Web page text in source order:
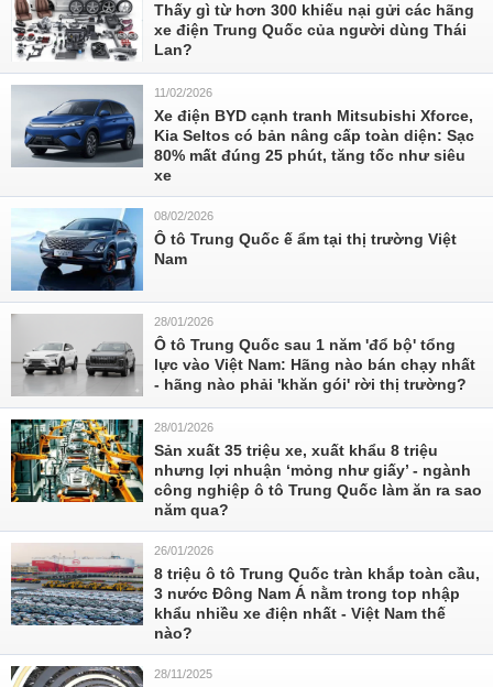
Thấy gì từ hơn 300 khiếu nại gửi các hãng
xe điện Trung Quốc của người dùng Thái
Lan?
11/02/2026
Xe điện BYD cạnh tranh Mitsubishi Xforce,
Kia Seltos có bản nâng cấp toàn diện: Sạc
80% mất đúng 25 phút, tăng tốc như siêu
xe
08/02/2026
Ô tô Trung Quốc ế ẩm tại thị trường Việt
Nam
28/01/2026
Ô tô Trung Quốc sau 1 năm 'đổ bộ' tổng
lực vào Việt Nam: Hãng nào bán chạy nhất
- hãng nào phải 'khăn gói' rời thị trường?
28/01/2026
Sản xuất 35 triệu xe, xuất khẩu 8 triệu
nhưng lợi nhuận ‘mỏng như giấy’ - ngành
công nghiệp ô tô Trung Quốc làm ăn ra sao
năm qua?
26/01/2026
8 triệu ô tô Trung Quốc tràn khắp toàn cầu,
3 nước Đông Nam Á nằm trong top nhập
khẩu nhiều xe điện nhất - Việt Nam thế
nào?
28/11/2025